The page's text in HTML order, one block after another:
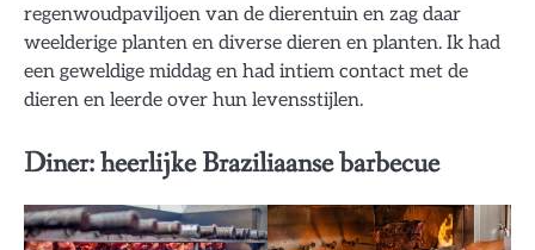
regenwoudpaviljoen van de dierentuin en zag daar
weelderige planten en diverse dieren en planten. Ik had
een geweldige middag en had intiem contact met de
dieren en leerde over hun levensstijlen.
Diner: heerlijke Braziliaanse barbecue